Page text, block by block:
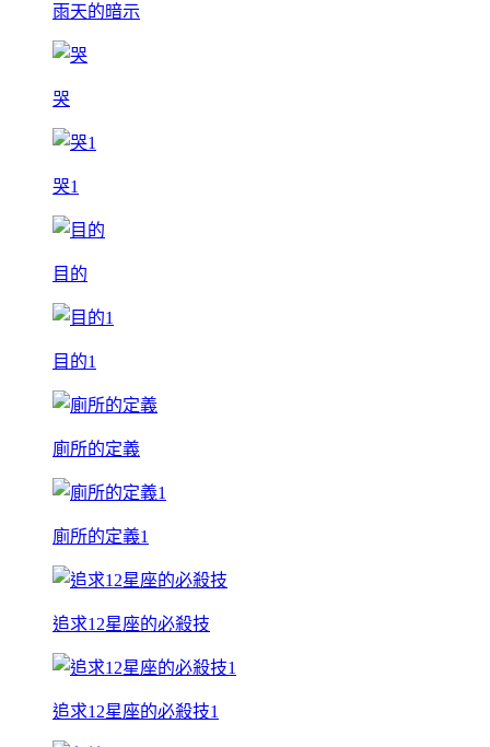
雨天的暗示
哭
哭1
目的
目的1
廁所的定義
廁所的定義1
追求12星座的必殺技
追求12星座的必殺技1